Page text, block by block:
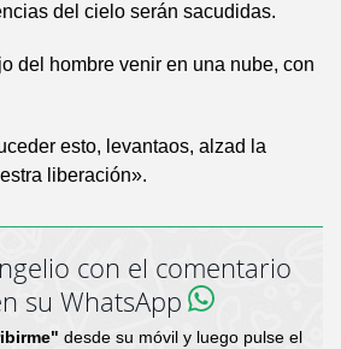
del cielo serán sacudidas.
del hombre venir en una nube, con
esto, levantaos, alzad la
liberación».
con el comentario
su WhatsApp
desde su móvil y luego pulse el